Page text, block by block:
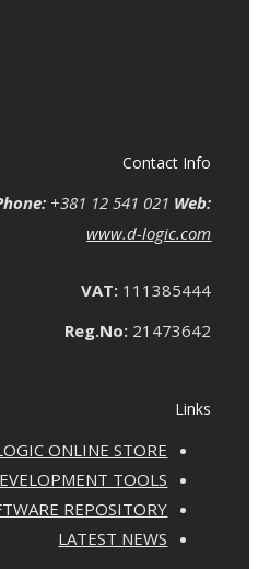
Contact Info
+381 12 541 021 Web:
www.d-logic.com
VAT: 111385444
Reg.No: 21473642
Links
ONLINE STORE
TOOLS
REPOSITORY
LATEST NEWS